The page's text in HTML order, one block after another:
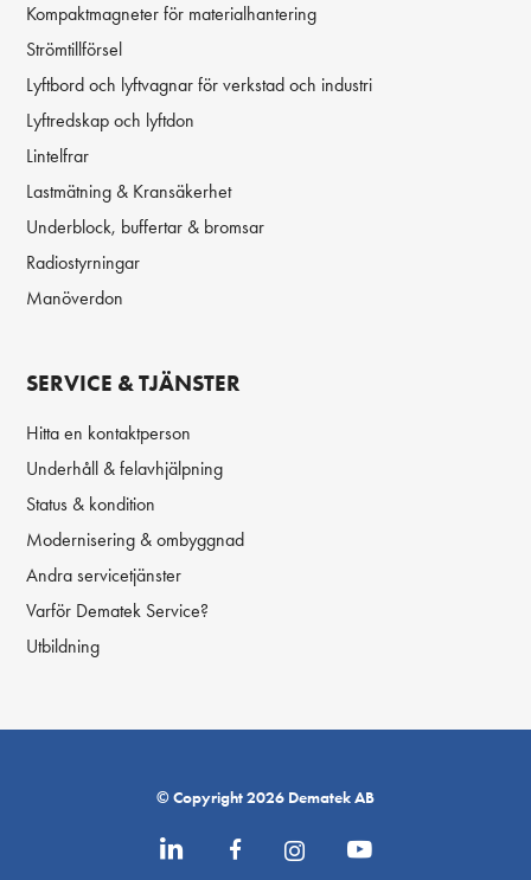
Kompaktmagneter för materialhantering
Strömtillförsel
Lyftbord och lyftvagnar för verkstad och industri
Lyftredskap och lyftdon
Lintelfrar
Lastmätning & Kransäkerhet
Underblock, buffertar & bromsar
Radiostyrningar
Manöverdon
SERVICE & TJÄNSTER
Hitta en kontaktperson
Underhåll & felavhjälpning
Status & kondition
Modernisering & ombyggnad
Andra servicetjänster
Varför Dematek Service?
Utbildning
© Copyright 2026 Dematek AB